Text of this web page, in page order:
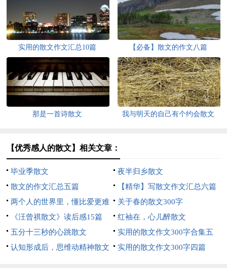
实用的散文作文汇总10篇 【必备】散文的作文八篇
那是一首诗散文 我与明天的自己有个约会散文
【优秀感人的散文】相关文章：
毕业季散文
夜半归乡散文
散文的作文汇总五篇
【精华】写散文作文汇总六篇
两个人的世界里，懂比爱更难
散文
关于春的散文300字
《汪曾祺散文》读后感15篇
红袖在，心儿醉散文
五分十三秒的心跳散文
实用的散文作文300字合集五
篇
认知形成后，思维动精神散文 实用的散文作文300字四篇